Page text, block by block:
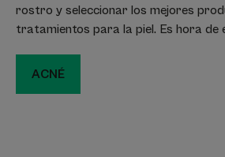
rostro y seleccionar los mejores
tratamientos para la piel. Es hora de
ACNÉ